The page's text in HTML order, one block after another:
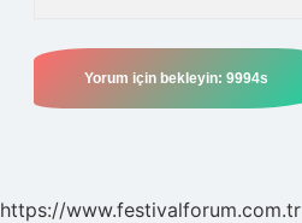
https://www.festivalforum.com.tr